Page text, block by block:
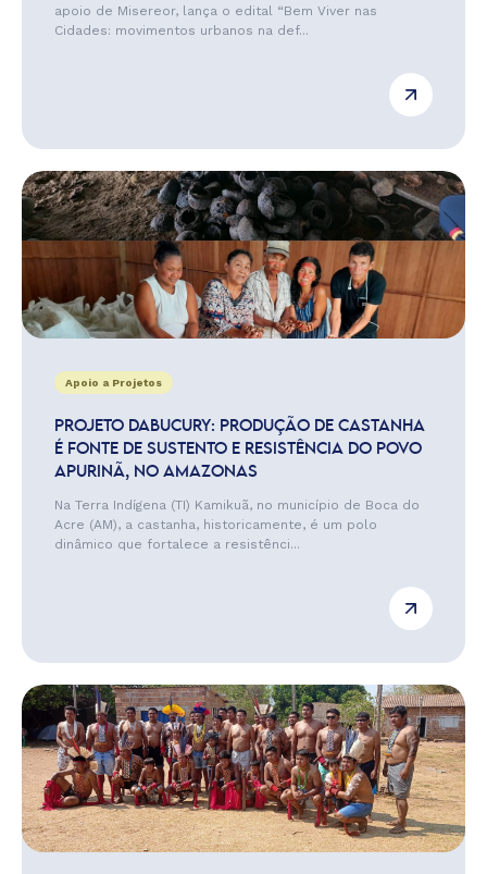
apoio de Misereor, lança o edital “Bem Viver nas
Cidades: movimentos urbanos na def...
Apoio a Projetos
PROJETO DABUCURY: PRODUÇÃO DE CASTANHA
É FONTE DE SUSTENTO E RESISTÊNCIA DO POVO
APURINÃ, NO AMAZONAS
Na Terra Indígena (TI) Kamikuã, no município de Boca do
Acre (AM), a castanha, historicamente, é um polo
dinâmico que fortalece a resistênci...